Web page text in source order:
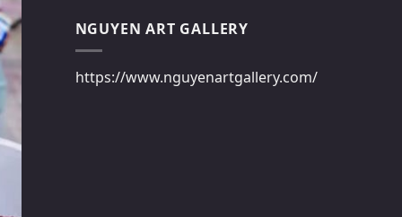
NGUYEN ART GALLERY
https://www.nguyenartgallery.com/